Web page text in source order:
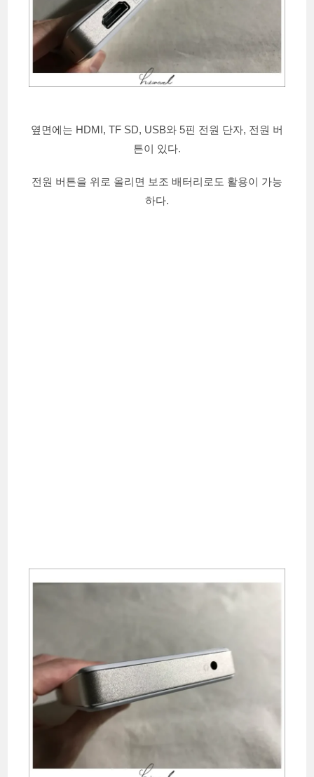
옆면에는 HDMI, TF SD, USB와 5핀 전원 단자, 전원 버
튼이 있다.
전원 버튼을 위로 올리면 보조 배터리로도 활용이 가능
하다.